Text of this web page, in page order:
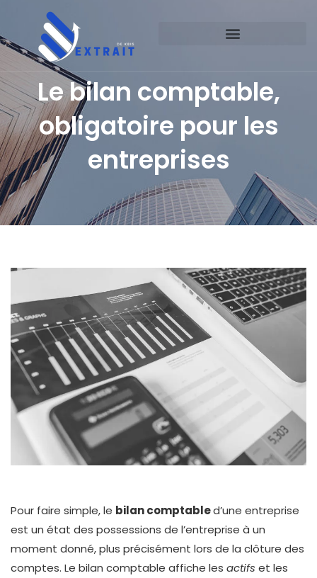
Le bilan comptable,
obligatoire pour les
entreprises
Pour faire simple, le bilan comptabled’une entreprise
est un état des possessions de l’entreprise à un
moment donné, plus précisément lors de la clôture des
comptes. Le bilan comptable affiche les actifs et les